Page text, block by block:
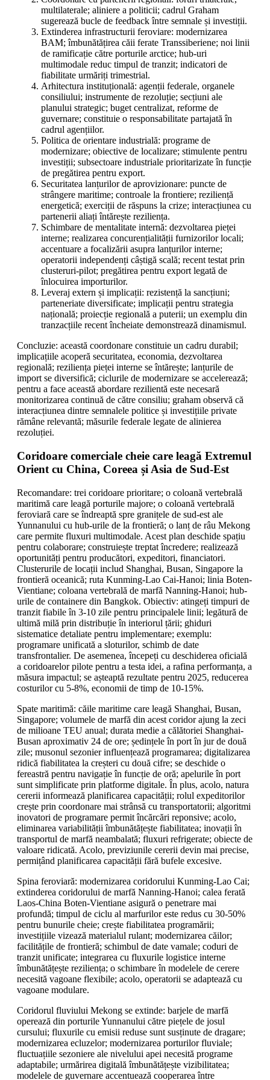
multilaterale; aliniere a politicii; cadrul Graham
sugerează bucle de feedback între semnale și investiții.
Extinderea infrastructurii feroviare: modernizarea
BAM; îmbunătățirea căii ferate Transsiberiene; noi linii
de ramificație către porturile arctice; hub-uri
multimodale reduc timpul de tranzit; indicatori de
fiabilitate urmăriți trimestrial.
Arhitectura instituțională: agenții federale, organele
consiliului; instrumente de rezoluție; secțiuni ale
planului strategic; buget centralizat, reforme de
guvernare; constituie o responsabilitate partajată în
cadrul agențiilor.
Politica de orientare industrială: programe de
modernizare; obiective de localizare; stimulente pentru
investiții; subsectoare industriale prioritarizate în funcție
de pregătirea pentru export.
Securitatea lanțurilor de aprovizionare: puncte de
strângere maritime; controale la frontiere; reziliență
energetică; exerciții de răspuns la crize; interacțiunea cu
partenerii aliați întărește reziliența.
Schimbare de mentalitate internă: dezvoltarea pieței
interne; realizarea concurențialității furnizorilor locali;
accentuare a focalizării asupra lanțurilor interne;
operatorii independenți câștigă scală; recent testat prin
clusteruri-pilot; pregătirea pentru export legată de
înlocuirea importurilor.
Leveraj extern și implicații: rezistență la sancțiuni;
parteneriate diversificate; implicații pentru strategia
națională; proiecție regională a puterii; un exemplu din
tranzacțiile recent încheiate demonstrează dinamismul.
Concluzie: această coordonare constituie un cadru durabil;
implicațiile acoperă securitatea, economia, dezvoltarea
regională; reziliența pieței interne se întărește; lanțurile de
import se diversifică; ciclurile de modernizare se accelerează;
pentru a face această abordare rezilientă este necesară
monitorizarea continuă de către consiliu; graham observă că
interacțiunea dintre semnalele politice și investițiile private
rămâne relevantă; măsurile federale legate de alinierea
rezoluției.
Coridoare comerciale cheie care leagă Extremul
Orient cu China, Coreea și Asia de Sud-Est
Recomandare: trei coridoare prioritare; o coloană vertebrală
maritimă care leagă porturile majore; o coloană vertebrală
feroviară care se îndreaptă spre granițele de sud-est ale
Yunnanului cu hub-urile de la frontieră; o lanț de râu Mekong
care permite fluxuri multimodale. Acest plan deschide spațiu
pentru colaborare; construiește treptat încredere; realizează
oportunități pentru producători, expeditori, financiatori.
Clusterurile de locații includ Shanghai, Busan, Singapore la
frontieră oceanică; ruta Kunming-Lao Cai-Hanoi; linia Boten-
Vientiane; coloana vertebrală de marfă Nanning-Hanoi; hub-
urile de containere din Bangkok. Obiectiv: atingeți timpuri de
tranzit fiabile în 3-10 zile pentru principalele linii; legătură de
ultimă milă prin distribuție în interiorul țării; ghiduri
sistematice detaliate pentru implementare; exemplu:
programare unificată a sloturilor, schimb de date
transfrontalier. De asemenea, începeți cu deschiderea oficială
a coridoarelor pilote pentru a testa idei, a rafina performanța, a
măsura impactul; se așteaptă rezultate pentru 2025, reducerea
costurilor cu 5-8%, economii de timp de 10-15%.
Spate maritimă: căile maritime care leagă Shanghai, Busan,
Singapore; volumele de marfă din acest coridor ajung la zeci
de milioane TEU anual; durata medie a călătoriei Shanghai-
Busan aproximativ 24 de ore; ședințele în port în jur de două
zile; musonul sezonier influențează programarea; digitalizarea
ridică fiabilitatea la creșteri cu două cifre; se deschide o
fereastră pentru navigație în funcție de oră; apelurile în port
sunt simplificate prin platforme digitale. În plus, acolo, natura
cererii informează planificarea capacității; rolul expeditorilor
crește prin coordonare mai strânsă cu transportatorii; algoritmi
inovatori de programare permit încărcări reponsive; acolo,
eliminarea variabilității îmbunătățește fiabilitatea; inovații în
transportul de marfă neambalată; fluxuri refrigerate; obiecte de
valoare ridicată. Acolo, previziunile cererii devin mai precise,
permițând planificarea capacității fără bufele excesive.
Spina feroviară: modernizarea coridorului Kunming-Lao Cai;
extinderea coridorului de marfă Nanning-Hanoi; calea ferată
Laos-China Boten-Vientiane asigură o penetrare mai
profundă; timpul de ciclu al marfurilor este redus cu 30-50%
pentru bunurile cheie; crește fiabilitatea programării;
investițiile vizează materialul rulant; modernizarea căilor;
facilitățile de frontieră; schimbul de date vamale; coduri de
tranzit unificate; integrarea cu fluxurile logistice interne
îmbunătățește reziliența; o schimbare în modelele de cerere
necesită vagoane flexibile; acolo, operatorii se adaptează cu
vagoane modulare.
Coridorul fluviului Mekong se extinde: barjele de marfă
operează din porturile Yunnanului către piețele de josul
cursului; fluxurile cu emisii reduse sunt susținute de dragare;
modernizarea ecluzelor; modernizarea porturilor fluviale;
fluctuațiile sezoniere ale nivelului apei necesită programe
adaptabile; urmărirea digitală îmbunătățește vizibilitatea;
modelele de guvernare accentuează cooperarea între